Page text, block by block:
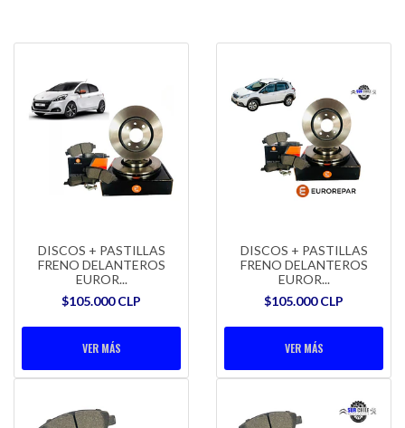
DISCOS + PASTILLAS
FRENO DELANTEROS
EUROR...
$105.000 CLP
VER MÁS
DISCOS + PASTILLAS
FRENO DELANTEROS
EUROR...
$105.000 CLP
VER MÁS